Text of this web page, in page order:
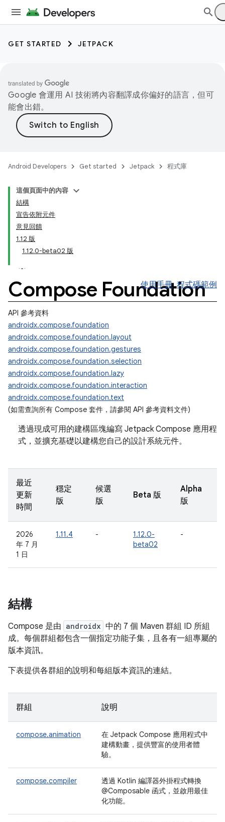
GET STARTED JETPACK
Google 會運用 AI 技術將內容翻譯成你偏好的語言，但可
能會出錯。
Android Developers Get started Jetpack 程式庫
這個頁面中的內容
結構
宣告依附元件
意見回饋
1.12 版
1.12.0-beta02 版
Compose Foundation
使用手冊 程式碼範例
API 參考資料
androidx.compose.foundation
androidx.compose.foundation.layout
androidx.compose.foundation.gestures
androidx.compose.foundation.selection
androidx.compose.foundation.lazy
androidx.compose.foundation.interaction
androidx.compose.foundation.text
(如需查詢所有 Compose 套件，請參閱 API 參考資料文件)
透過現成可用的建構區塊編寫 Jetpack Compose 應用程
式，並擴充基礎以建構您自己的設計系統元件。
最近
更新
時間
穩定
版
候選
版
Beta 版
Alpha
版
2026
年 7 月
1 日
1.11.4 -
1.12.0-
beta02
-
結構
Compose 是由 androidx 中的 7 個 Maven 群組 ID 所組
成。每個群組都包含一個指定功能子集，且各有一組專屬的
版本資訊。
下表提供各群組的說明和每組版本資訊的連結。
群組 說明
compose.animation
在 Jetpack Compose 應用程式中
建構動畫，提供豐富的使用者體
驗。
compose.compiler
透過 Kotlin 編譯器外掛程式轉換
@Composable 函式，並啟用最佳
化功能。